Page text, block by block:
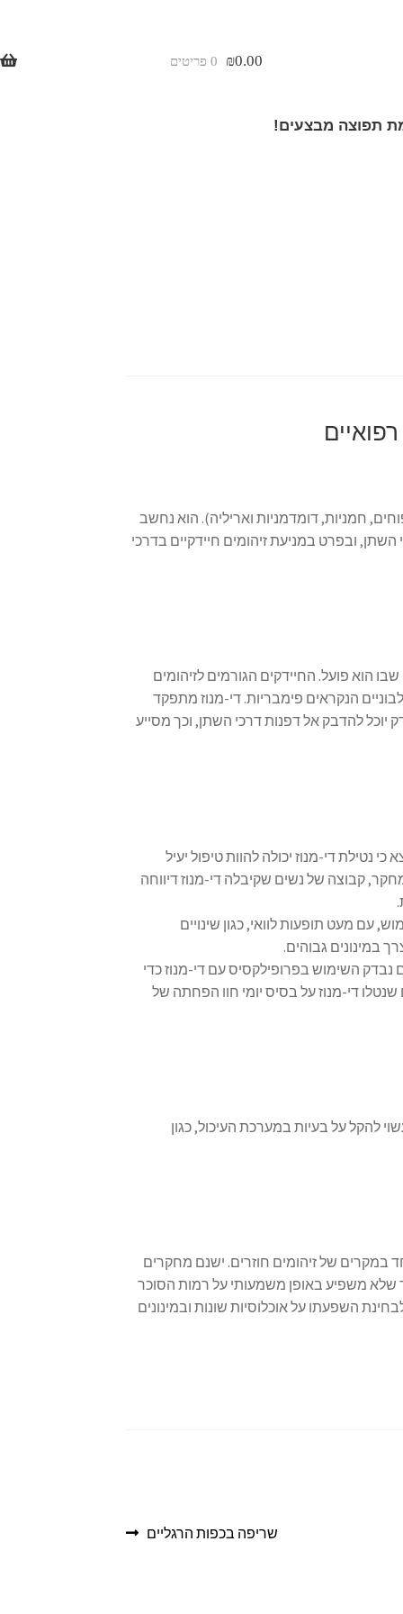
₪0.00 0 פריטים
תפוצה מבצעים!
חמניות, דומדמניות ואריליה). הוא נחשב
ובפרט במניעת זיהומים חיידקיים בדרכי
הוא פועל. החיידקים הגורמים לזיהומים
הנקראים פימבריות. די-מנוז מתפקד
להדבק אל דפנות דרכי השתן, וכך מסייע
שנערך ב-2016 מצא כי נטילת די-מנוז יכולה להוות טיפול יעיל
קבוצה של נשים שקיבלה די-מנוז דיווחה
עם מעט תופעות לוואי, כגון שינויים
במינונים גבוהים.
השימוש בפרופילקסיס עם די-מנוז כדי
די-מנוז על בסיס יומי חוו הפחתה של
להקל על בעיות במערכת העיכול, כגון
במקרים של זיהומים חוזרים. ישנם מחקרים
שלא משפיע באופן משמעותי על רמות הסוכר
השפעתו על אוכלוסיות שונות ובמינונים
שריפה בכפות הרגליים